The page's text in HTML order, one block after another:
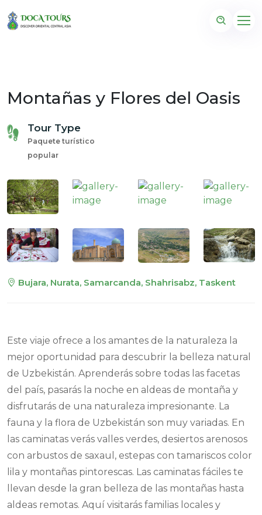
Montañas y Flores del Oasis
Tour Type
Paquete turístico
popular
Bujara, Nurata, Samarcanda, Shahrisabz, Taskent
Este viaje ofrece a los amantes de la naturaleza la
mejor oportunidad para descubrir la belleza natural
de Uzbekistán. Aprenderás sobre todas las facetas
del país, pasarás la noche en aldeas de montaña y
disfrutarás de una naturaleza impresionante. La
fauna y la flora de Uzbekistán son muy variadas. En
las caminatas verás valles verdes, desiertos arenosos
con arbustos de saxaul, estepas con tamariscos color
lila y montañas pintorescas. Las caminatas fáciles te
llevan desde la gran belleza de las montañas hasta
aldeas remotas. Aquí visitarás familias locales y